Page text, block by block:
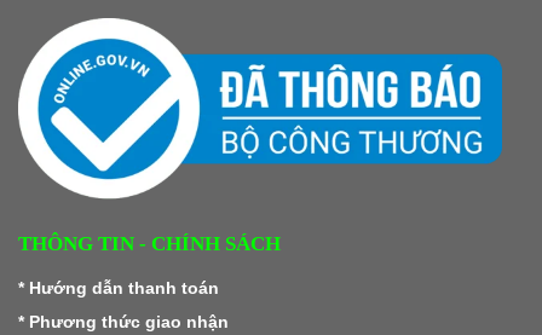
THÔNG TIN - CHÍNH SÁCH
* Hướng dẫn thanh toán
* Phương thức giao nhận